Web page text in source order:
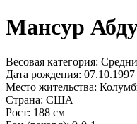
Мансур
Весовая категория:
Дата рождения: 07.10.1997
Место жительства:
Страна: США
Рост: 188 см